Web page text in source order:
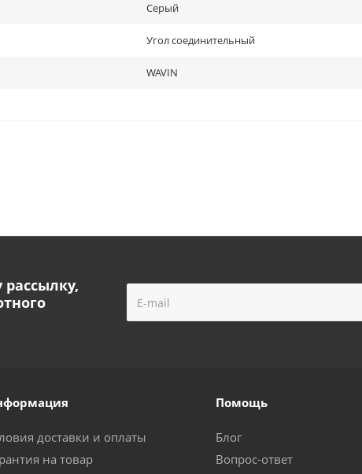
Серый
Угол соединительный
WAVIN
доставки и оплаты
на товар
Помощь
Блог
Вопрос-ответ